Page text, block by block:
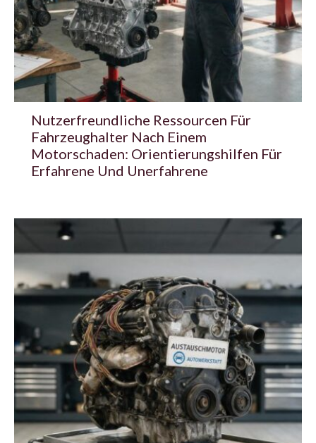
Nutzerfreundliche Ressourcen Für
Fahrzeughalter Nach Einem
Motorschaden: Orientierungshilfen Für
Erfahrene Und Unerfahrene